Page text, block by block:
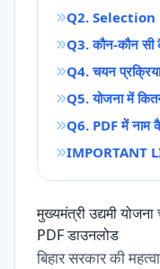
Q2. Selection
Q3. कौन-कौन सी
Q4. चयन
Q5. योजना में
Q6. PDF में नाम
IMPORTANT
मुख्यमंत्री उद्यमी
PDF डाउनलोड
बिहार सरकार की